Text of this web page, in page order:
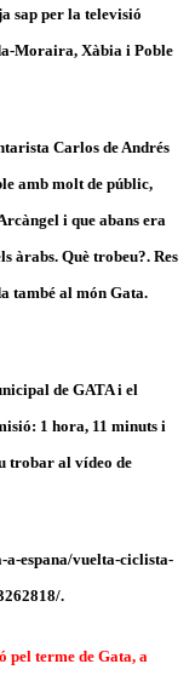
sap per la televisió
Moraira, Xàbia i Poble
Carlos de Andrés
amb molt de públic,
i que abans era
àrabs. Què trobeu?. Res
també al món Gata.
de GATA i el
1 hora, 11 minuts i
trobar al vídeo de
espana/vuelta-ciclista-
.
pel terme de Gata, a